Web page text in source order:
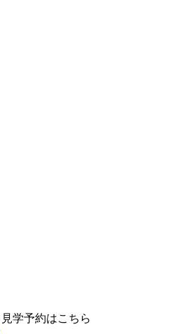
学予約はこちら